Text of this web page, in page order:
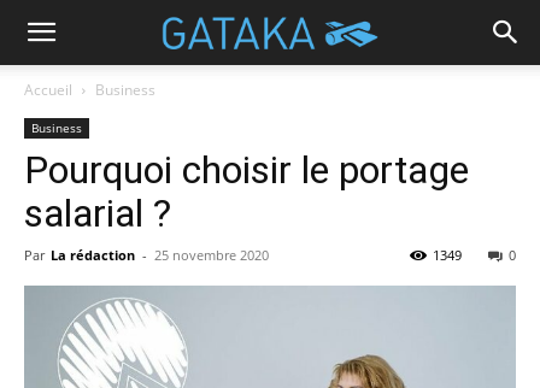
Accueil Business
Business
Pourquoi choisir le portage
salarial ?
Par La rédaction - 25 novembre 2020 0
1349